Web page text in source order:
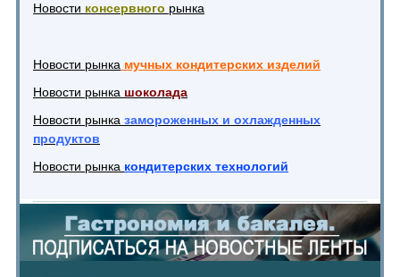
Новости консервного рынка
Новости рынка мучных кондитерских изделий
Новости рынка шоколада
Новости рынка замороженных и охлажденных
продуктов
Новости рынка кондитерских технологий